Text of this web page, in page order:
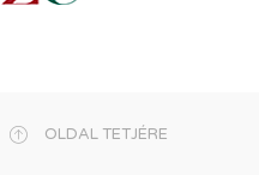
OLDAL TETJÉRE